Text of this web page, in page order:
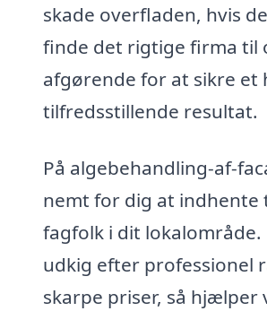
skade overfladen, hvis
finde det rigtige firma til
afgørende for at sikre et
tilfredsstillende resultat.
På algebehandling-af-
nemt for dig at indhente
fagfolk i dit lokalområde.
udkig efter professionel
skarpe priser, så hjælper